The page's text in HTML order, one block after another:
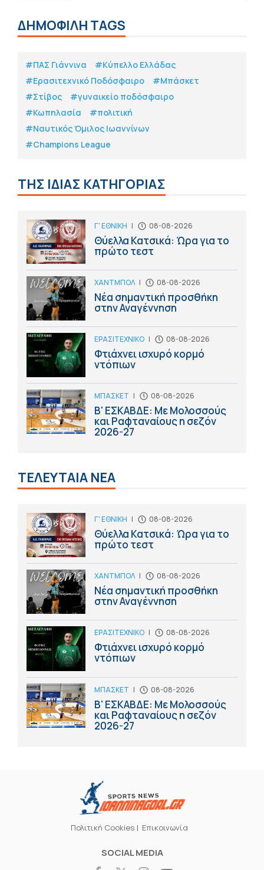
ΔΗΜΟΦΙΛΗ TAGS
#ΠΑΣ Γιάννινα
#Κύπελλο Ελλάδας
#Eρασιτεχνικό Ποδόσφαιρο
#Μπάσκετ
#Στίβος
#γυναικείο ποδόσφαιρο
#Κωπηλασία
#πολιτική
#Ναυτικός Όμιλος Ιωαννίνων
#Champions League
ΤΗΣ ΙΔΙΑΣ ΚΑΤΗΓΟΡΙΑΣ
Γ' ΕΘΝΙΚΗ | 08-08-2026
Θύελλα Κατσικά: Ώρα για το
πρώτο τεστ
ΧΑΝΤΜΠΟΛ | 08-08-2026
Νέα σημαντική προσθήκη
στην Αναγέννηση
ΕΡΑΣΙΤΕΧΝΙΚΟ | 08-08-2026
Φτιάχνει ισχυρό κορμό
ντόπιων
ΜΠΑΣΚΕΤ | 08-08-2026
Β' ΕΣΚΑΒΔΕ: Με Μολοσσούς
και Ραφταναίους η σεζόν
2026-27
ΤΕΛΕΥΤΑΙΑ ΝΕΑ
Γ' ΕΘΝΙΚΗ | 08-08-2026
Θύελλα Κατσικά: Ώρα για το
πρώτο τεστ
ΧΑΝΤΜΠΟΛ | 08-08-2026
Νέα σημαντική προσθήκη
στην Αναγέννηση
ΕΡΑΣΙΤΕΧΝΙΚΟ | 08-08-2026
Φτιάχνει ισχυρό κορμό
ντόπιων
ΜΠΑΣΚΕΤ | 08-08-2026
Β' ΕΣΚΑΒΔΕ: Με Μολοσσούς
και Ραφταναίους η σεζόν
2026-27
Πολιτική Cookies Επικοινωνία
SOCIAL MEDIA